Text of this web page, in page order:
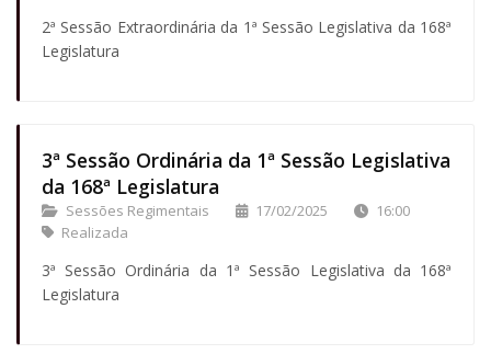
2ª Sessão Extraordinária da 1ª Sessão Legislativa da 168ª
Legislatura
3ª Sessão Ordinária da 1ª Sessão Legislativa
da 168ª Legislatura
Sessões Regimentais 17/02/2025
16:00
Realizada
3ª Sessão Ordinária da 1ª Sessão Legislativa da 168ª
Legislatura